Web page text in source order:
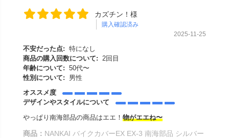
カズチン！様
購入確認済み
2025-11-25
不安だった点: 特になし
商品の購入回数について:
2回目
年齢について: 50代〜
性別について:
男性
オススメ度
デザインやスタイルについて
やっぱり南海部品の商品はエエ！ 物がエエね〜
商品： NANKAI バイクカバーEX EX-3 南海部品 シルバー